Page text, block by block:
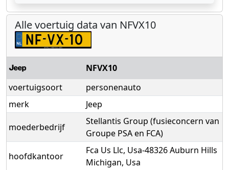
Alle voertuig data van NFVX10
NFVX10
voertuigsoort
personenauto
merk
Jeep
moederbedrijf
Stellantis Group (fusieconcern van
Groupe PSA en FCA)
hoofdkantoor
Fca Us Llc, Usa-48326 Auburn Hills
Michigan, Usa